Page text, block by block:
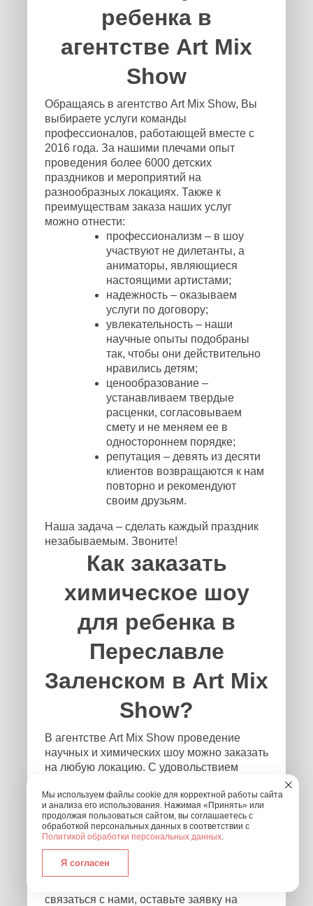
ребенка в
агентстве Art Mix
Show
Обращаясь в агентство Art Mix Show, Вы
выбираете услуги команды
профессионалов, работающей вместе с
2016 года. За нашими плечами опыт
проведения более 6000 детских
праздников и мероприятий на
разнообразных локациях. Также к
преимуществам заказа наших услуг
можно отнести:
профессионализм – в шоу
участвуют не дилетанты, а
аниматоры, являющиеся
настоящими артистами;
надежность – оказываем
услуги по договору;
увлекательность – наши
научные опыты подобраны
так, чтобы они действительно
нравились детям;
ценообразование –
устанавливаем твердые
расценки, согласовываем
смету и не меняем ее в
одностороннем порядке;
репутация – девять из десяти
клиентов возвращаются к нам
повторно и рекомендуют
своим друзьям.
Наша задача – сделать каждый праздник
незабываемым. Звоните!
Как заказать
химическое шоу
для ребенка в
Переславле
Заленском в Art Mix
Show?
В агентстве Art Mix Show проведение
научных и химических шоу можно заказать
на любую локацию. С удовольствием
Выступим в школе и детском саду, как
отдельно, так и в качестве участников
утренника. Если проведение праздника
запланировано в пределах Московской
независимо от того, где и в каком формате
связаться с нами, оставьте заявку на
Мы используем файлы cookie для корректной работы сайта
и анализа его использования. Нажимая «Принять» или
продолжая пользоваться сайтом, вы соглашаетесь с
обработкой персональных данных в соответствии с
Политикой обработки персональных данных.
Я согласен